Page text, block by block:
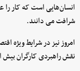
انسان‌هایی است که کار را
شرافت می دانند.
امروز نیز در شرایط
نقش راهبردی کارگران